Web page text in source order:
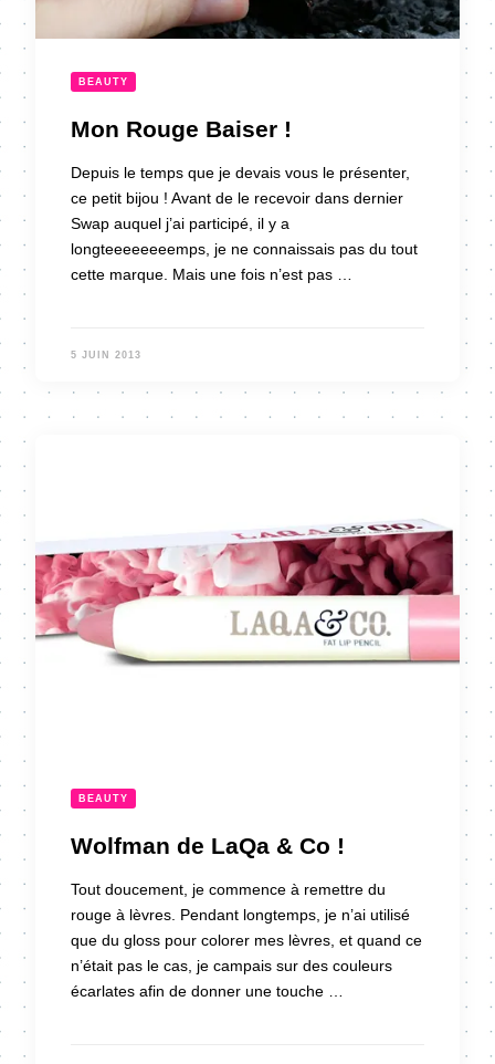
BEAUTY
Mon Rouge Baiser !
Depuis le temps que je devais vous le présenter,
ce petit bijou ! Avant de le recevoir dans dernier
Swap auquel j’ai participé, il y a
longteeeeeeeemps, je ne connaissais pas du tout
cette marque. Mais une fois n’est pas …
5 JUIN 2013
BEAUTY
Wolfman de LaQa & Co !
Tout doucement, je commence à remettre du
rouge à lèvres. Pendant longtemps, je n’ai utilisé
que du gloss pour colorer mes lèvres, et quand ce
n’était pas le cas, je campais sur des couleurs
écarlates afin de donner une touche …